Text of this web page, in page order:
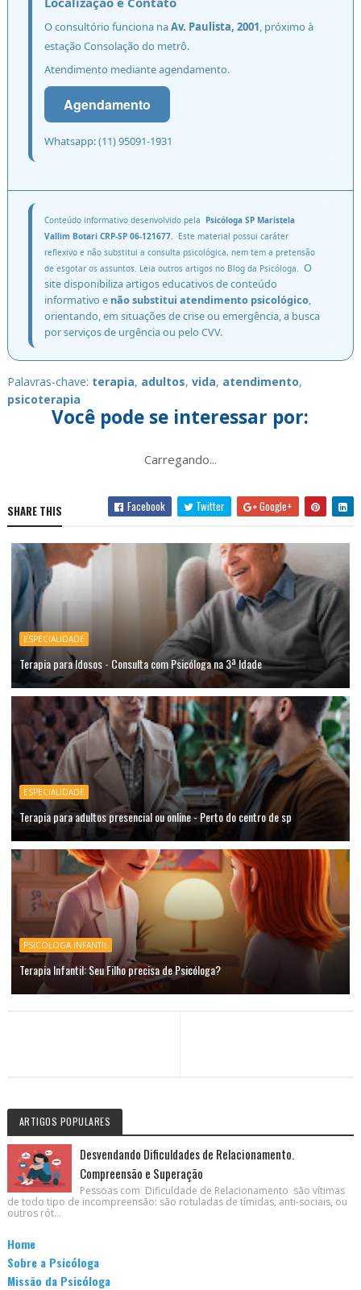
O consultório funciona naAv. Paulista, 2001 , próximo à
estação Consolação do metrô.
Atendimento mediante agendamento.
Agendamento
Whatsapp: (11) 95091-1931
Conteúdo informativo desenvolvido pela Psicóloga SPMaristela
Vallim Botari CRP-SP 06-121677. Este material possui caráter
reflexivo e não substitui a consulta psicológica, nem tem a pretensão
de esgotar os assuntos. Leia outros artigos no Blog da Psicóloga.
O
site disponibiliza artigos educativosde conteúdo
informativo e não substitui atendimento psicológico,
orientando, em situações de crise ou emergência, a busca
por serviços de urgência ou pelo CVV.
Palavras-chave: terapia, adultos, vida, atendimento,
psicoterapia
Você pode se interessar por:
Carregando...
SHARE THIS Facebook Twitter Google+
ESPECIALIDADE
Terapia para Idosos - Consulta com Psicóloga na 3ª Idade
ESPECIALIDADE
Terapia para adultos presencial ou online - Perto do centro de sp
PSICOLOGA INFANTIL
Terapia Infantil: Seu Filho precisa de Psicóloga?
ARTIGOS POPULARES
Desvendando Dificuldades de Relacionamento.
Compreensão e Superação
Pessoas com Dificuldade de Relacionamento são vítimas
de todo tipo de incompreensão: são rotuladas de tímidas, anti-sociais, ou
outros rót...
Home
Sobre a Psicóloga
Missão da Psicóloga